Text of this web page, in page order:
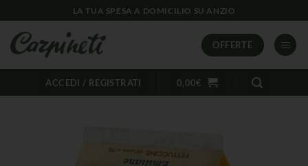
LA TUA SPESA A DOMICILIO SU ANZIO
OFFERTE
ACCEDI / REGISTRATI 0,00€